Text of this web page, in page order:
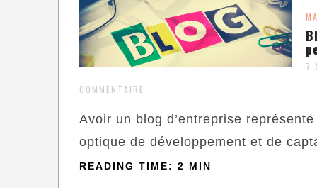
7
COMMENTAIRE
Avoir un blog d’entreprise
optique de développement et de
READING TIME: 2 MIN